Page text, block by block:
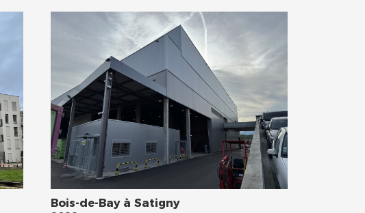
Bois-de-Bay à Satigny